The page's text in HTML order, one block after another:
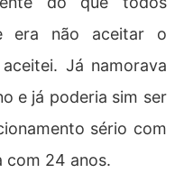
seu verdadeiro amor.
que em meio a todas
homem cruzasse se
Ou estaria dispos
completo, como ela fez
era não aceitar o
Já namorava
e já poderia sim ser
sério com
com 24 anos.